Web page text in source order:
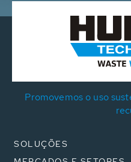
Promovemos o uso
SOLUÇÕES